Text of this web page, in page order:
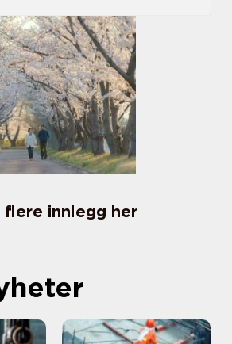
flere innlegg her